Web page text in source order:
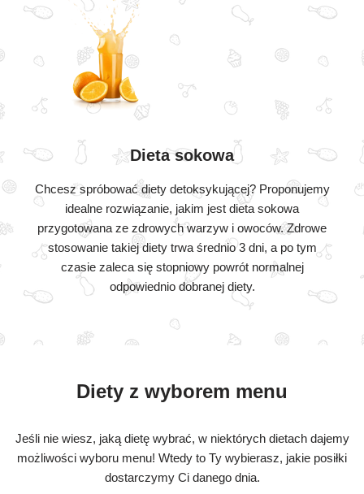
Dieta sokowa
Chcesz spróbować diety detoksykującej? Proponujemy
idealne rozwiązanie, jakim jest dieta sokowa
przygotowana ze zdrowych warzyw i owoców. Zdrowe
stosowanie takiej diety trwa średnio 3 dni, a po tym
czasie zaleca się stopniowy powrót normalnej
odpowiednio dobranej diety.
Diety z wyborem menu
Jeśli nie wiesz, jaką dietę wybrać, w niektórych dietach dajemy
możliwości wyboru menu! Wtedy to Ty wybierasz, jakie posiłki
dostarczymy Ci danego dnia.